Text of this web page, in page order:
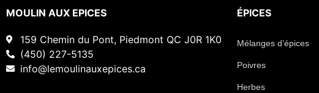
MOULIN AUX EPICES
159 Chemin du Pont, Piedmont QC J0R 1K0
(450) 227-5135
info@lemoulinauxepices.ca
ÉPICES
Mélanges d’épices
Poivres
Herbes